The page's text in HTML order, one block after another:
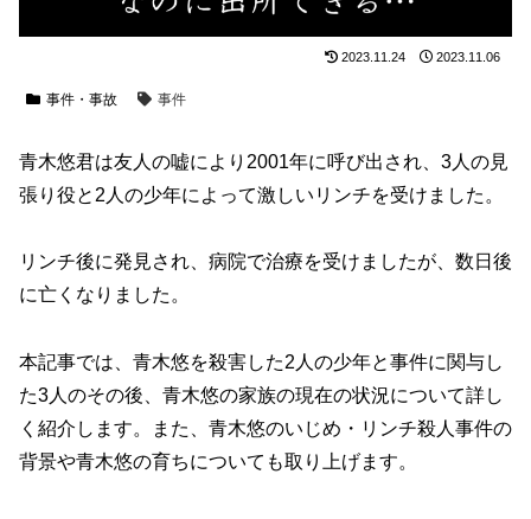
2023.11.24 2023.11.06
事件・事故 事件
青木悠君は友人の嘘により2001年に呼び出され、3人の見
張り役と2人の少年によって激しいリンチを受けました。
リンチ後に発見され、病院で治療を受けましたが、数日後
に亡くなりました。
本記事では、青木悠を殺害した2人の少年と事件に関与し
た3人のその後、青木悠の家族の現在の状況について詳し
く紹介します。また、青木悠のいじめ・リンチ殺人事件の
背景や青木悠の育ちについても取り上げます。